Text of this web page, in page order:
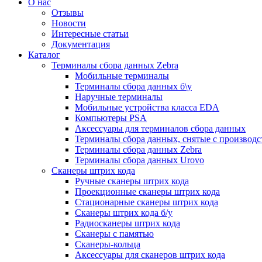
О нас
Отзывы
Новости
Интересные статьи
Документация
Каталог
Терминалы сбора данных Zebra
Мобильные терминалы
Терминалы сбора данных б\у
Наручные терминалы
Мобильные устройства класса EDA
Компьютеры PSA
Аксессуары для терминалов сбора данных
Терминалы сбора данных, снятые с
Терминалы сбора данных Zebra
Терминалы сбора данных Urovo
Сканеры штрих кода
Ручные сканеры штрих кода
Проекционные сканеры штрих кода
Стационарные сканеры штрих кода
Сканеры штрих кода б/у
Радиосканеры штрих кода
Сканеры с памятью
Сканеры-кольца
Аксессуары для сканеров штрих кода